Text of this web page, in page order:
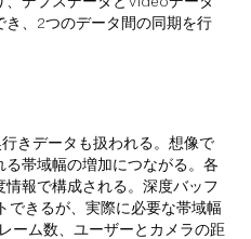
、2つのデータ間の同期を行
きデータも扱われる。想像で
帯域幅の増加につながる。各
報で構成される。深度バッフ
できるが、実際に必要な帯域幅
ーム数、ユーザーとカメラの距